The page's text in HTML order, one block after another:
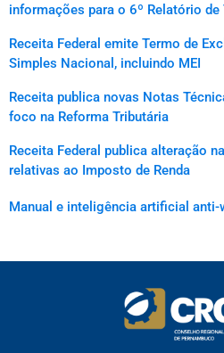
informações para o 6º Relatório de
Receita Federal emite Termo de
Simples Nacional, incluindo MEI
Receita publica novas Notas
foco na Reforma Tributária
Receita Federal publica alteração
relativas ao Imposto de Renda
Manual e inteligência artificial